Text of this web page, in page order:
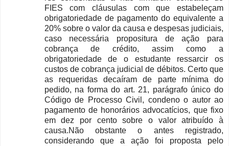
FIES com cláusulas com que estabeleçam
obrigatoriedade de pagamento do equivalente a
20% sobre o valor da causa e despesas judiciais,
caso necessária propositura de ação para
cobrança de crédito, assim como a
obrigatoriedade de o estudante ressarcir os
custos de cobrança judicial de débitos. Certo que
as requeridas decaíram de parte mínima do
pedido, na forma do art. 21, parágrafo único do
Código de Processo Civil, condeno o autor ao
pagamento de honorários advocatícios, que fixo
em dez por cento sobre o valor atribuído à
causa.Não obstante o antes registrado,
considerando que a ação foi proposta pelo